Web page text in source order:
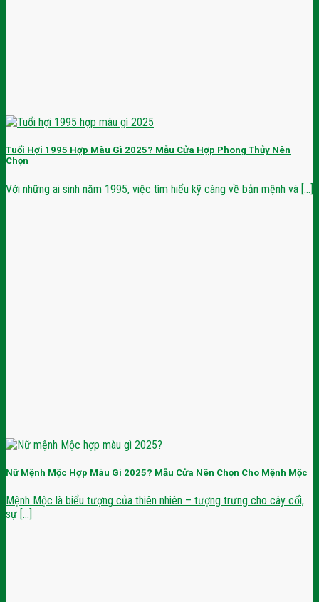
Tuổi Hợi 1995 Hợp Màu Gì 2025? Mẫu Cửa Hợp Phong Thủy Nên
Chọn
Với những ai sinh năm 1995, việc tìm hiểu kỹ càng về bản mệnh và [...]
Nữ Mệnh Mộc Hợp Màu Gì 2025? Mẫu Cửa Nên Chọn Cho Mệnh Mộc
Mệnh Mộc là biểu tượng của thiên nhiên – tượng trưng cho cây cối,
sự [...]